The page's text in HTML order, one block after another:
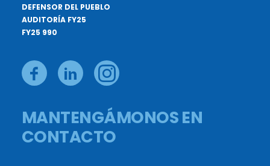
DEFENSOR DEL PUEBLO
AUDITORÍA FY25
FY25 990
MANTENGÁMONOS EN
CONTACTO